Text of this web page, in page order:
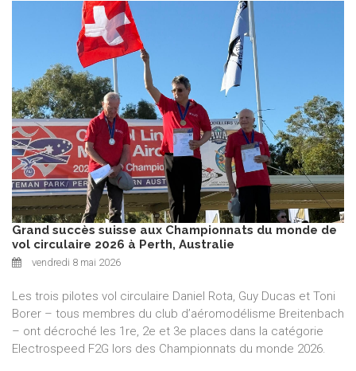
Grand succès suisse aux Championnats du monde de
vol circulaire 2026 à Perth, Australie
vendredi 8 mai 2026
Les trois pilotes vol circulaire Daniel Rota, Guy Ducas et Toni
Borer – tous membres du club d’aéromodélisme Breitenbach
– ont décroché les 1re, 2e et 3e places dans la catégorie
Electrospeed F2G lors des Championnats du monde 2026.